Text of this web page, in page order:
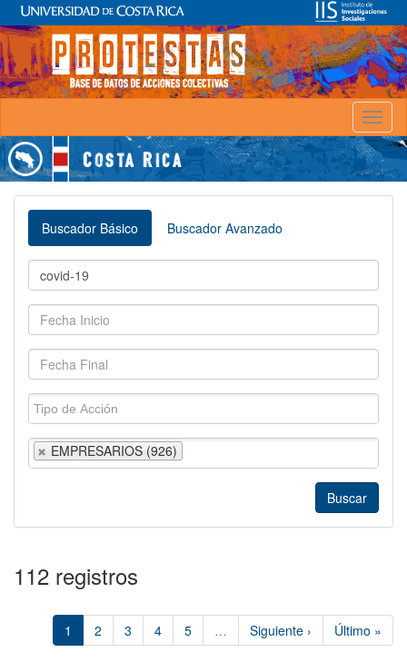
Buscador Básico Buscador Avanzado
EMPRESARIOS (926)
112 registros
1 2 3 4 5 … Siguiente › Último »